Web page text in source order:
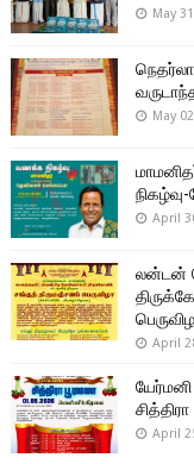
May
May
April
லன்டன்
April
April